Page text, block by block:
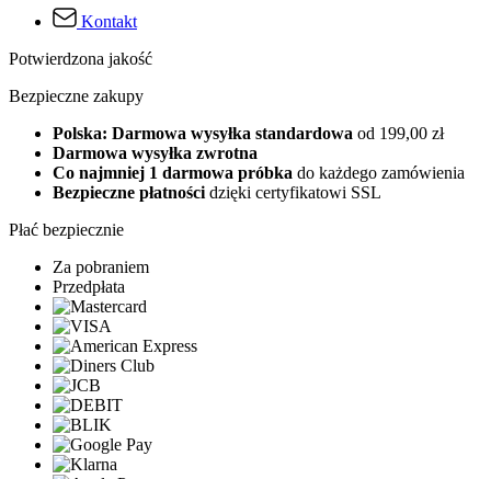
Kontakt
Potwierdzona jakość
Bezpieczne zakupy
Polska: Darmowa wysyłka standardowa od 199,00 zł
Darmowa wysyłka zwrotna
Co najmniej 1 darmowa próbka do każdego zamówienia
Bezpieczne płatności dzięki certyfikatowi SSL
Płać bezpiecznie
Za pobraniem
Przedpłata